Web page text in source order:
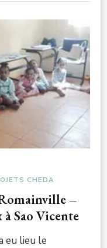
CHEDA
–
Sao Vicente
eu lieu le